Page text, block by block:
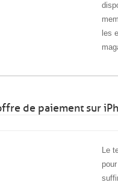
les
de paiement sur
Le